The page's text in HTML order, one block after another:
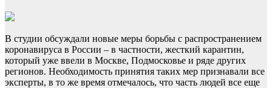
В студии обсуждали новые меры борьбы с распространением
коронавируса в России – в частности, жесткий карантин,
который уже ввели в Москве, Подмосковье и ряде других
регионов. Необходимость принятия таких мер признавали все
эксперты, в то же время отмечалось, что часть людей все еще